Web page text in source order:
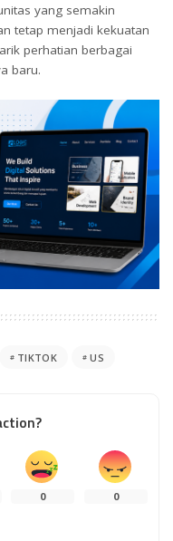
yang semakin
tetap menjadi kekuatan
perhatian berbagai
baru.
TIKTOK US
0 0